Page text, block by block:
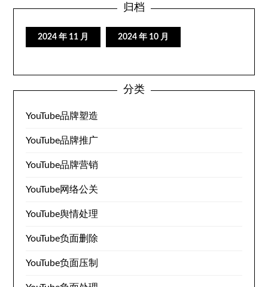
归档
2024 年 11 月 2024 年 10 月
分类
YouTube品牌塑造
YouTube品牌推广
YouTube品牌营销
YouTube网络公关
YouTube舆情处理
YouTube负面删除
YouTube负面压制